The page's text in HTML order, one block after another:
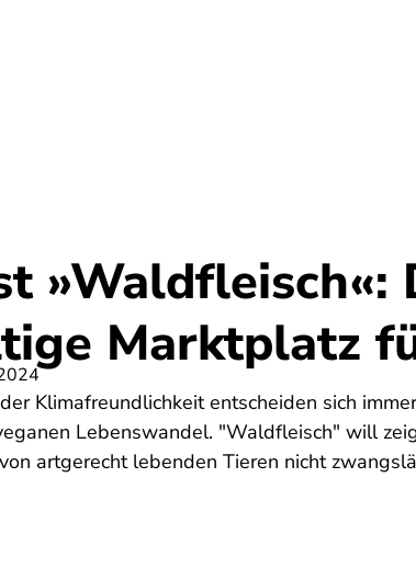
»Waldfleisch«:
Marktplatz
Klimafreundlichkeit entscheiden sich
Lebenswandel. "Waldfleisch" will
artgerecht lebenden Tieren nicht